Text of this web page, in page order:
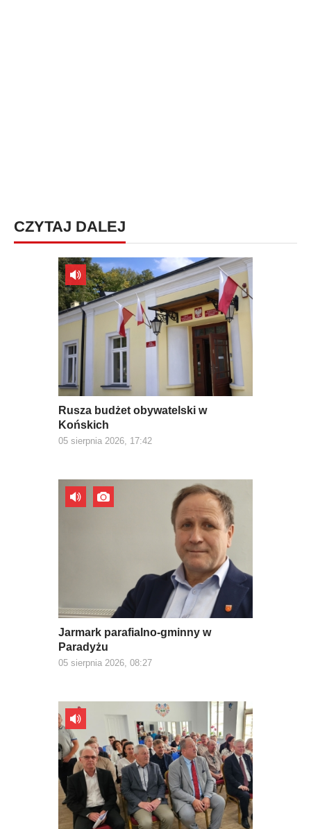
CZYTAJ DALEJ
Rusza budżet obywatelski w
Końskich
05 sierpnia 2026, 17:42
Jarmark parafialno-gminny w
Paradyżu
05 sierpnia 2026, 08:27